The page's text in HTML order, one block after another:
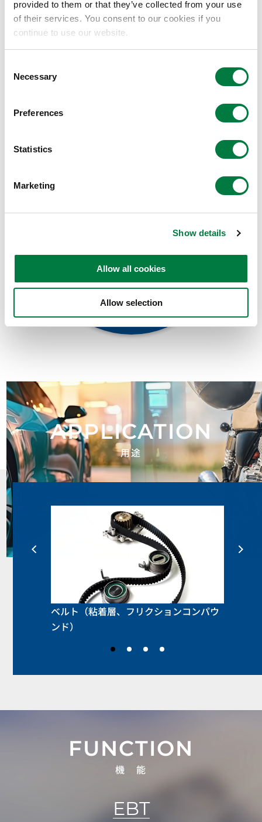
provided to them or that they’ve collected from your use
of their services. You consent to our cookies if you
continue to use our website.
Selection
Necessary
Preferences
Statistics
Marketing
Show details
Allow all cookies
Allow selection
粘着性向上
低フリクションロス
フリクションロスを低減することで
燃費向上に貢献
用途
ベルト（粘着層、フリクションコンパウ
ンド）
機 能
EBT